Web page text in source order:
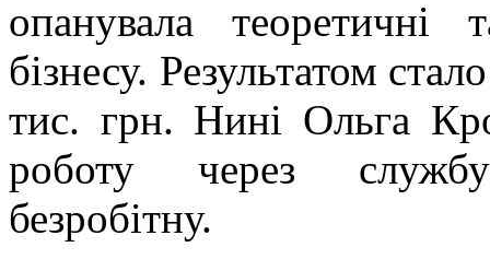
опанувала теоретичні
бізнесу. Результатом
тис. грн. Нині Ольга
роботу через службу
безробітну.